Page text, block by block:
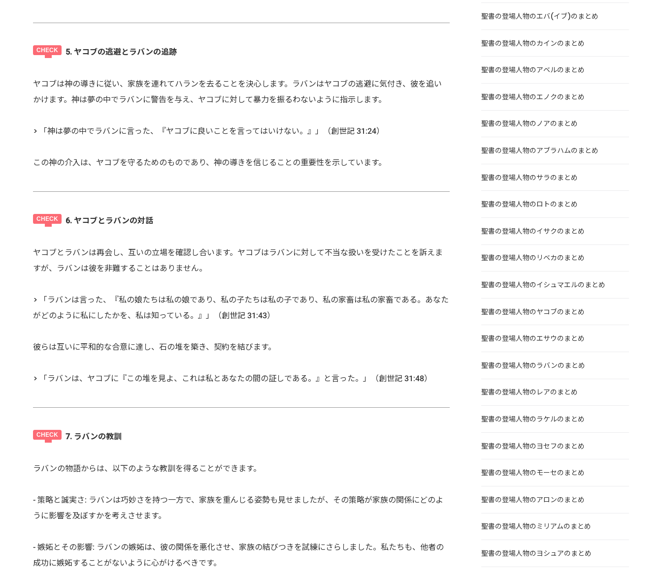
5. ヤコブの逃避とラバンの追跡
ヤコブは神の導きに従い、家族を連れてハランを去ることを決心します。ラバンはヤコブの逃避に気付き、彼を追い
かけます。神は夢の中でラバンに警告を与え、ヤコブに対して暴力を振るわないように指示します。
> 「神は夢の中でラバンに言った、『ヤコブに良いことを言ってはいけない。』」（創世記 31:24）
この神の介入は、ヤコブを守るためのものであり、神の導きを信じることの重要性を示しています。
6. ヤコブとラバンの対話
ヤコブとラバンは再会し、互いの立場を確認し合います。ヤコブはラバンに対して不当な扱いを受けたことを訴えま
すが、ラバンは彼を非難することはありません。
> 「ラバンは言った、『私の娘たちは私の娘であり、私の子たちは私の子であり、私の家畜は私の家畜である。あなた
がどのように私にしたかを、私は知っている。』」（創世記 31:43）
彼らは互いに平和的な合意に達し、石の堆を築き、契約を結びます。
> 「ラバンは、ヤコブに『この堆を見よ、これは私とあなたの間の証しである。』と言った。」（創世記 31:48）
7. ラバンの教訓
ラバンの物語からは、以下のような教訓を得ることができます。
- 策略と誠実さ: ラバンは巧妙さを持つ一方で、家族を重んじる姿勢も見せましたが、その策略が家族の関係にどのよ
うに影響を及ぼすかを考えさせます。
- 嫉妬とその影響: ラバンの嫉妬は、彼の関係を悪化させ、家族の結びつきを試練にさらしました。私たちも、他者の
成功に嫉妬することがないように心がけるべきです。
聖書の登場人物のエバ(イブ)のまとめ
聖書の登場人物のカインのまとめ
聖書の登場人物のアベルのまとめ
聖書の登場人物のエノクのまとめ
聖書の登場人物のノアのまとめ
聖書の登場人物のアブラハムのまとめ
聖書の登場人物のサラのまとめ
聖書の登場人物のロトのまとめ
聖書の登場人物のイサクのまとめ
聖書の登場人物のリベカのまとめ
聖書の登場人物のイシュマエルのまとめ
聖書の登場人物のヤコブのまとめ
聖書の登場人物のエサウのまとめ
聖書の登場人物のラバンのまとめ
聖書の登場人物のレアのまとめ
聖書の登場人物のラケルのまとめ
聖書の登場人物のヨセフのまとめ
聖書の登場人物のモーセのまとめ
聖書の登場人物のアロンのまとめ
聖書の登場人物のミリアムのまとめ
聖書の登場人物のヨシュアのまとめ